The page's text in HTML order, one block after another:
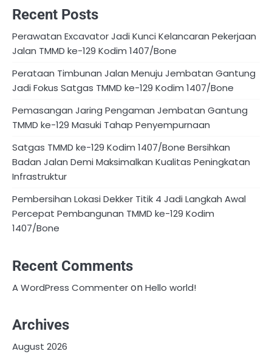
Recent Posts
Perawatan Excavator Jadi Kunci Kelancaran Pekerjaan
Jalan TMMD ke-129 Kodim 1407/Bone
Perataan Timbunan Jalan Menuju Jembatan Gantung
Jadi Fokus Satgas TMMD ke-129 Kodim 1407/Bone
Pemasangan Jaring Pengaman Jembatan Gantung
TMMD ke-129 Masuki Tahap Penyempurnaan
Satgas TMMD ke-129 Kodim 1407/Bone Bersihkan
Badan Jalan Demi Maksimalkan Kualitas Peningkatan
Infrastruktur
Pembersihan Lokasi Dekker Titik 4 Jadi Langkah Awal
Percepat Pembangunan TMMD ke-129 Kodim
1407/Bone
Recent Comments
A WordPress CommenteronHello world!
Archives
August 2026